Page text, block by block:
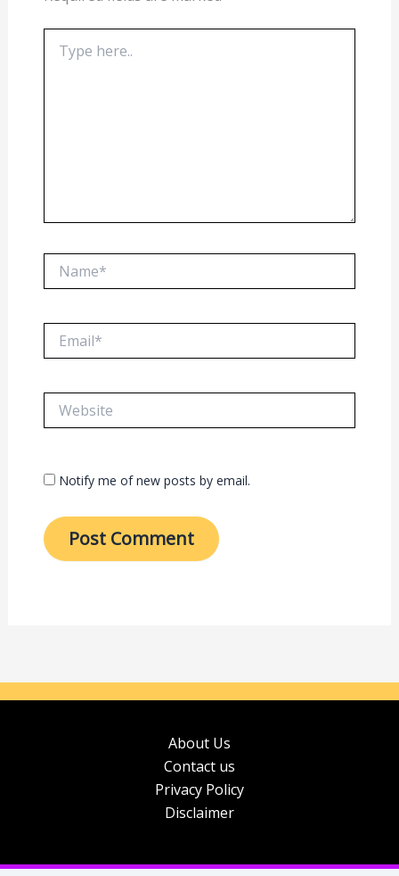
here..
Notify me of new posts by email.
About Us
Contact us
Privacy Policy
Disclaimer